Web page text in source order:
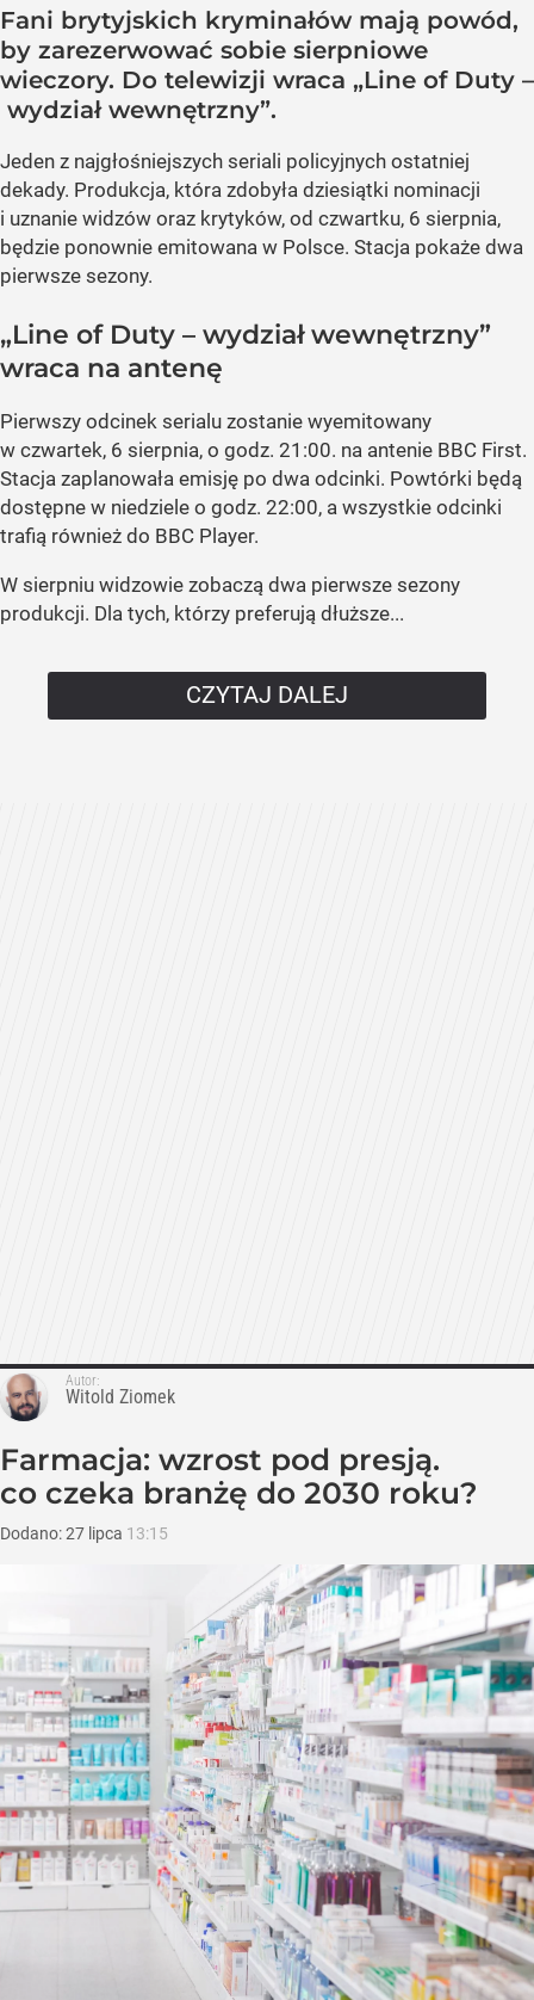
Fani brytyjskich kryminałów mają powód,
by zarezerwować sobie sierpniowe
wieczory. Do telewizji wraca „Line of Duty –
wydział wewnętrzny”.
Jeden z najgłośniejszych seriali policyjnych ostatniej
dekady. Produkcja, która zdobyła dziesiątki nominacji
i uznanie widzów oraz krytyków, od czwartku, 6 sierpnia,
będzie ponownie emitowana w Polsce. Stacja pokaże dwa
pierwsze sezony.
„Line of Duty – wydział wewnętrzny”
wraca na antenę
Pierwszy odcinek serialu zostanie wyemitowany
w czwartek, 6 sierpnia, o godz. 21:00. na antenie BBC First.
Stacja zaplanowała emisję po dwa odcinki. Powtórki będą
dostępne w niedziele o godz. 22:00, a wszystkie odcinki
trafią również do BBC Player.
W sierpniu widzowie zobaczą dwa pierwsze sezony
produkcji. Dla tych, którzy preferują dłuższe...
CZYTAJ DALEJ
Autor:
Witold Ziomek
Farmacja: wzrost pod presją.
co czeka branżę do 2030 roku?
Dodano:27 lipca 13:15